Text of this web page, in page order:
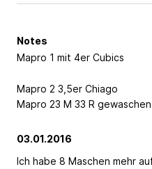
Notes
Mapro 1 mit 4er Cubics
Mapro 2 3,5er Chiago
Mapro 23 M 33 R
03.01.2016
Ich habe 8 Maschen mehr